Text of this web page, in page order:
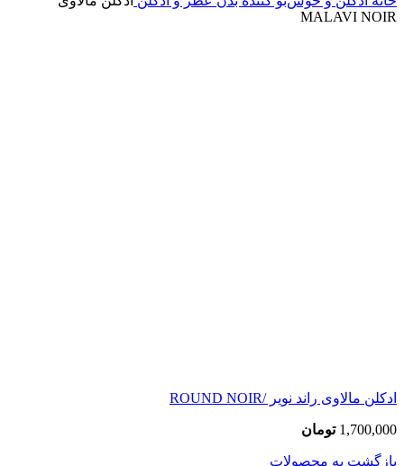
MALAVI NOIR
ادکلن مالاوی راند نویر /ROUND NOIR
1,700,000 تومان
بازگشت به محصولات